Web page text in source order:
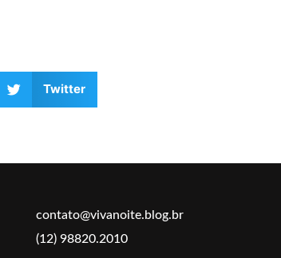
Twitter
contato@vivanoite.blog.br
(12) 98820.2010